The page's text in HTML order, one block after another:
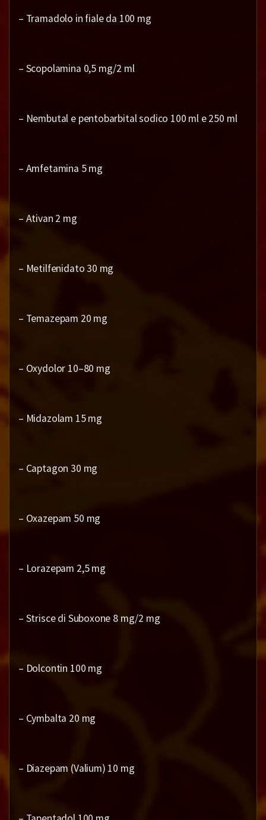
– Tramadolo in fiale da 100 mg
– Scopolamina 0,5 mg/2 ml
– Nembutal e pentobarbital sodico 100 ml e 250 ml
– Amfetamina 5 mg
– Ativan 2 mg
– Metilfenidato 30 mg
– Temazepam 20 mg
– Oxydolor 10–80 mg
– Midazolam 15 mg
– Captagon 30 mg
– Oxazepam 50 mg
– Lorazepam 2,5 mg
– Strisce di Suboxone 8 mg/2 mg
– Dolcontin 100 mg
– Cymbalta 20 mg
– Diazepam (Valium) 10 mg